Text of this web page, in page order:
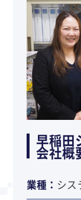
早稲田
会社概
業種： シス